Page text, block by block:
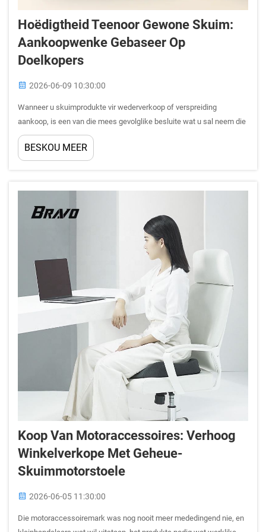
Hoëdigtheid Teenoor Gewone Skuim:
Aankoopwenke Gebaseer Op
Doelkopers
2026-06-09 10:30:00
Wanneer u skuimprodukte vir wederverkoop of verspreiding
aankoop, is een van die mees gevolglike besluite wat u sal neem die
keuse tussen hoëdigtheidsskuim en gewone skuim. Hierdie keuse is
nie bloot ’n kwessie van produkspesifikasies nie — dit het direk ...
BESKOU MEER
Koop Van Motoraccessoires: Verhoog
Winkelverkope Met Geheue-
Skuimmotorstoele
2026-06-05 11:30:00
Die motoraccessoiremark was nog nooit meer mededingend nie, en